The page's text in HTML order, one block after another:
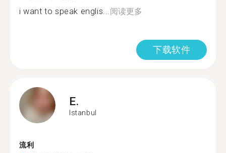
i want to speak englis... 阅读更多
下载软件
E.
Istanbul
流利